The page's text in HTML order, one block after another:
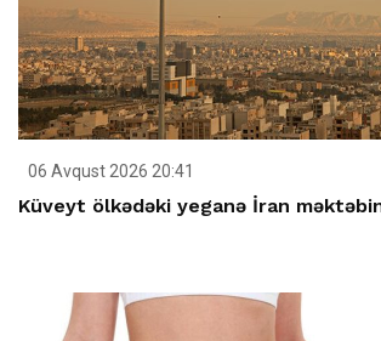
06 Avqust 2026 20:41
Küveyt ölkədəki yeganə İran